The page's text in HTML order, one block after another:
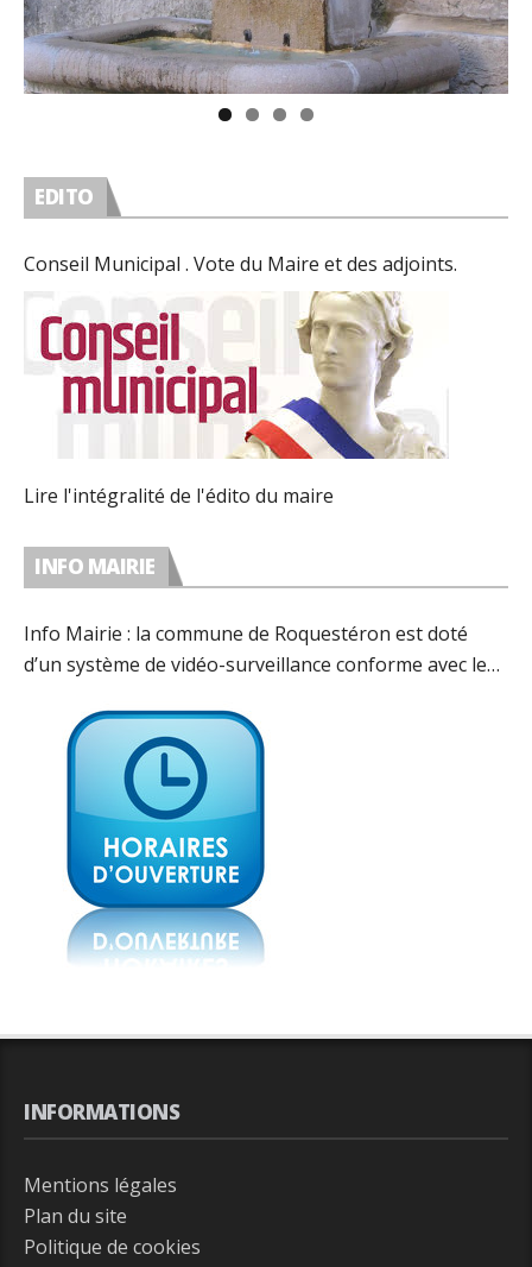
EDITO
Conseil Municipal . Vote du Maire et des adjoints.
Lire l'intégralité de l'édito du maire
INFO MAIRIE
Info Mairie : la commune de Roquestéron est doté
d’un système de vidéo-surveillance conforme avec les
INFORMATIONS
Mentions légales
Plan du site
Politique de cookies